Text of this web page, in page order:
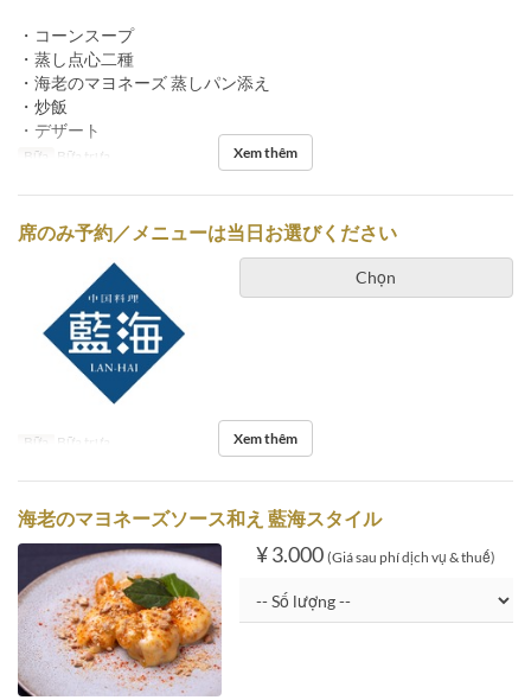
・コーンスープ
・蒸し点心二種
・海老のマヨネーズ 蒸しパン添え
・炒飯
・デザート
Bữa Bữa trưa Xem thêm
席のみ予約／メニューは当日お選びください
Chọn
Bữa Bữa trưa Xem thêm
海老のマヨネーズソース和え 藍海スタイル
¥ 3.000 (Giá sau phí dịch vụ & thuế)